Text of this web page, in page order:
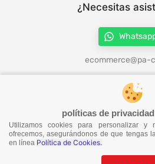
políticas de
Utilizamos cookies para personalizar
ofrecemos, asegurándonos de que tengas
en línea Política de Cookies.
¿Necesitas
ecommerce@pa-
¡Síguenos en
¡No te pierdas